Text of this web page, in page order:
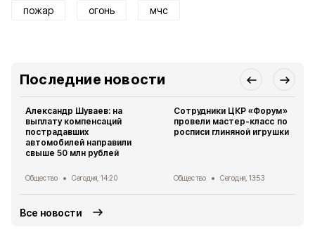
пожар огонь мчс
Последние новости
Александр Шуваев: на
выплату компенсаций
пострадавших
автомобилей направили
свыше 50 млн рублей
Общество Сегодня, 14:20
Сотрудники ЦКР «Форум»
провели мастер-класс по
росписи глиняной игрушки
Общество Сегодня, 13:53
Все новости